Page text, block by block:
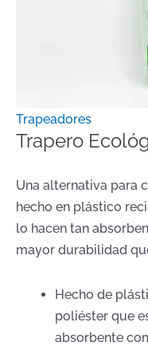
Trapeadores
Trapero
Una alternativa para
hecho en plástico
lo hacen tan
mayor durabilidad
Hecho de
poliéster que
absorbente